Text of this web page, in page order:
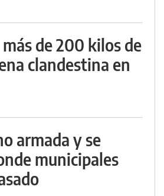
de 200 kilos de
clandestina en
armada y se
municipales